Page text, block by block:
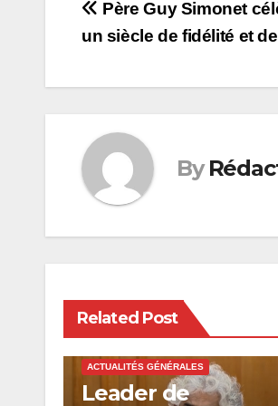
Post
navigation
Père Guy Simonet
un siècle de fidélité et
By
Related Post
ACTUALITÉS GÉNÉRALES
Leader de